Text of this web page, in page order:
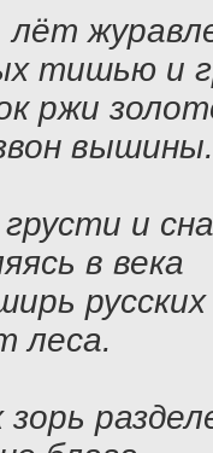
лёт
тишью и
ржи
вышины.
и
в века
леса.